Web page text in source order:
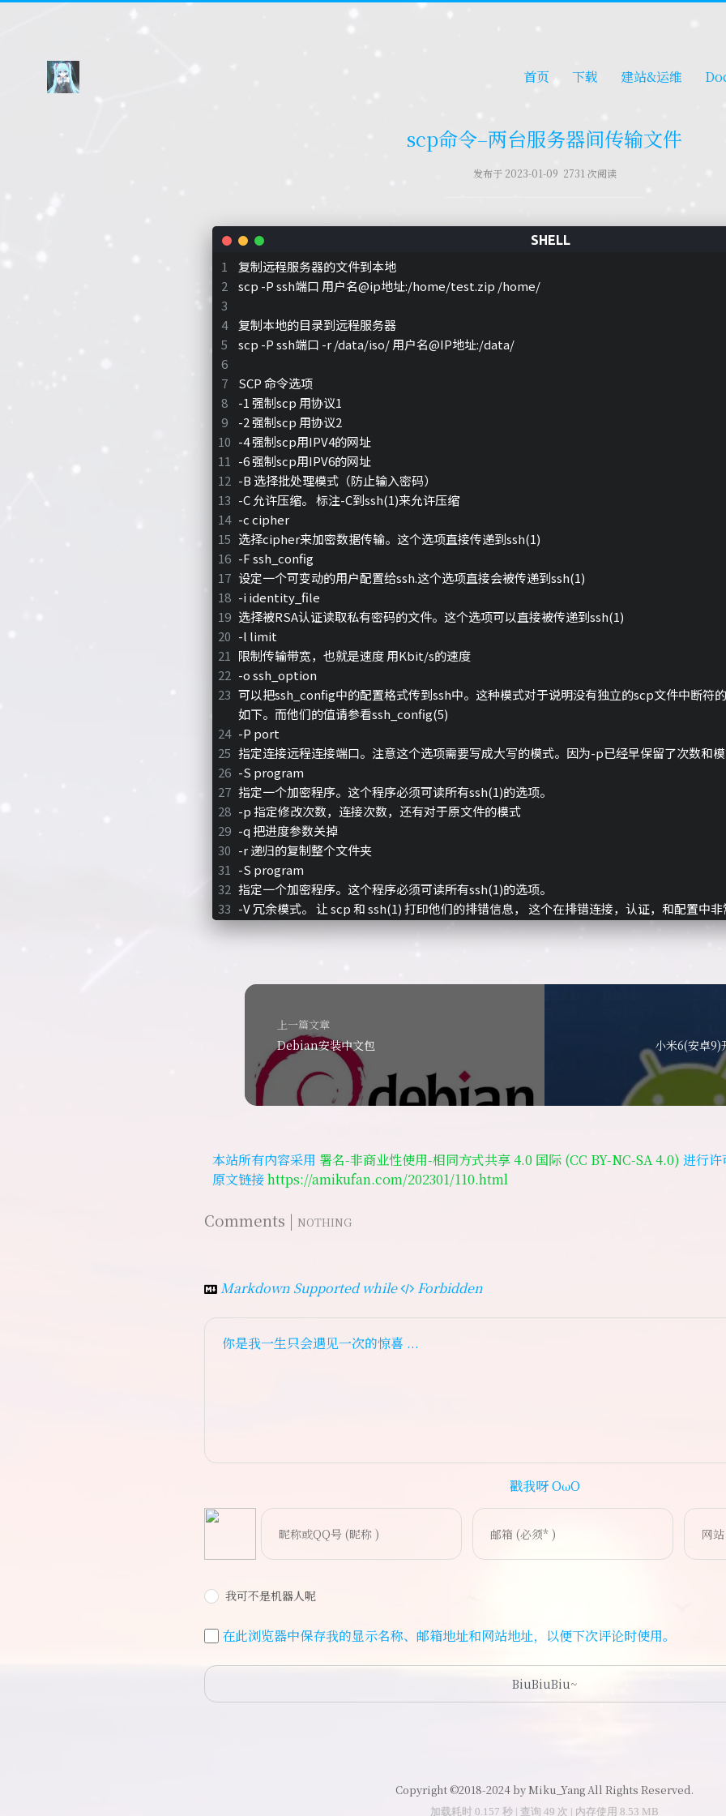
首页 下载 建站&运维
scp命令–两台服务器间传输文件
发布于 2023-01-09 2731 次阅读
复制远程服务器的文件到本地
scp -P ssh端口 用户名@ip地址:/home/test.zip /home/
复制本地的目录到远程服务器
scp -P ssh端口 -r /data/iso/ 用户名@IP地址:/data/
SCP 命令选项
-1 强制scp 用协议1
-2 强制scp 用协议2
-4 强制scp用IPV4的网址
-6 强制scp用IPV6的网址
-B 选择批处理模式（防止输入密码）
-C 允许压缩。 标注-C到ssh(1)来允许压缩
-c cipher
选择cipher来加密数据传输。这个选项直接传递到ssh(1)
-F ssh_config
设定一个可变动的用户配置给ssh.这个选项直接会被传递到ssh(1)
-i identity_file
选择被RSA认证读取私有密码的文件。这个选项可以直接被传递到ssh(1)
-l limit
限制传输带宽，也就是速度 用Kbit/s的速度
-o ssh_option
可以把ssh_config中的配置格式传到ssh中。这种模式对于说明没有独立的scp文件中断符
如下。而他们的值请参看ssh_config(5)
-P port
指定连接远程连接端口。注意这个选项需要写成大写的模式。因为-p已经早保留了次数和
-S program
指定一个加密程序。这个程序必须可读所有ssh(1)的选项。
-p 指定修改次数，连接次数，还有对于原文件的模式
-q 把进度参数关掉
-r 递归的复制整个文件夹
-S program
指定一个加密程序。这个程序必须可读所有ssh(1)的选项。
-V 冗余模式。 让 scp 和 ssh(1) 打印他们的排错信息， 这个在排错连接，认证，和配置中
上一篇文章
Debian安装中文包 小米6(安卓
本站所有内容采用 署名-非商业性使用-相同方式共享 4.0 国际 (CC BY-NC-SA 4.0) 进行许
原文链接https://amikufan.com/202301/110.html
Comments | NOTHING
Markdown Supported while Forbidden
你是我一生只会遇见一次的惊喜 ...
戳我呀 OωO
我可不是机器人呢
在此浏览器中保存我的显示名称、邮箱地址和网站地址，以便下次评论时使用。
Copyright ©2018-2024 by Miku_Yang All Rights Reserved.
加载耗时 0.157 秒 | 查询 49 次 | 内存使用 8.53 MB